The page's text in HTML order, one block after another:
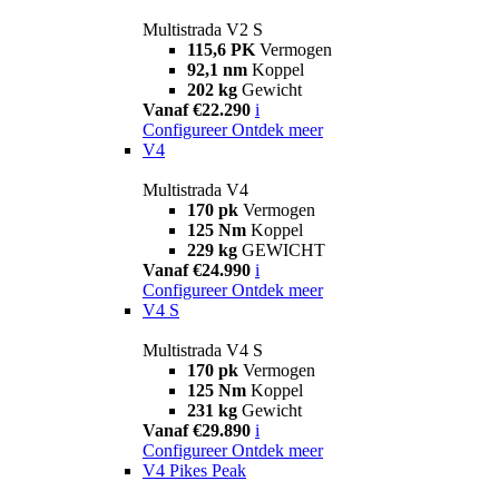
Multistrada V2 S
115,6 PK Vermogen
92,1 nm Koppel
202 kg Gewicht
Vanaf €22.290 i
Configureer Ontdek meer
V4
Multistrada V4
170 pk Vermogen
125 Nm Koppel
229 kg GEWICHT
Vanaf €24.990 i
Configureer Ontdek meer
V4 S
Multistrada V4 S
170 pk Vermogen
125 Nm Koppel
231 kg Gewicht
Vanaf €29.890 i
Configureer Ontdek meer
V4 Pikes Peak